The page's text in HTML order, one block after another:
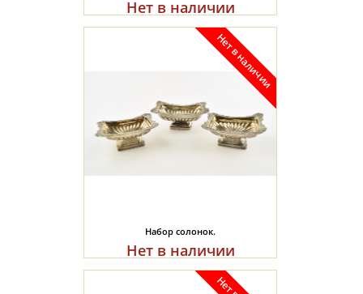
Нет в наличии
Набор солонок.
Нет в наличии